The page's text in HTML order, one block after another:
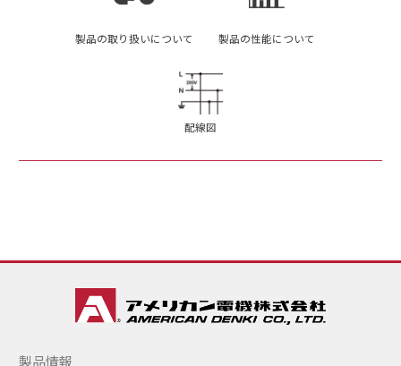
製品の取り扱いについて 製品の性能について
配線図
製品情報